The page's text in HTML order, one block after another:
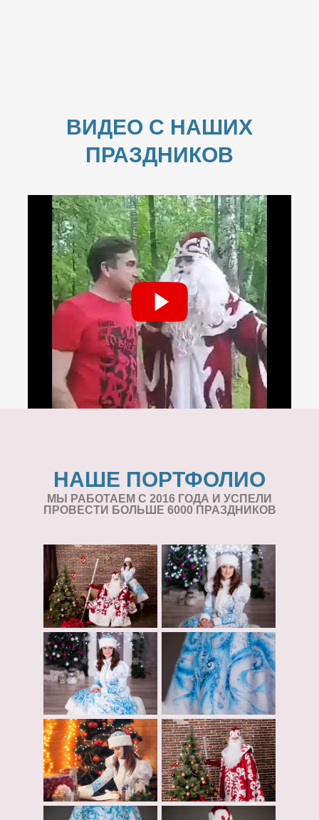
ВИДЕО С НАШИХ
ПРАЗДНИКОВ
НАШЕ ПОРТФОЛИО
МЫ РАБОТАЕМ С 2016 ГОДА И УСПЕЛИ
ПРОВЕСТИ БОЛЬШЕ 6000 ПРАЗДНИКОВ